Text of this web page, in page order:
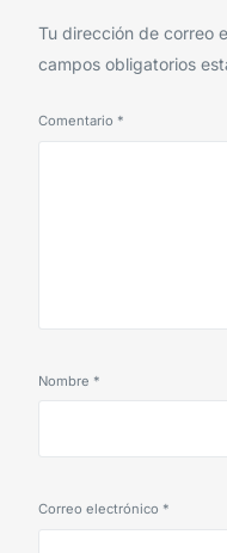
Tu dirección de correo
campos obligatorios
Comentario *
Nombre *
Correo electrónico *